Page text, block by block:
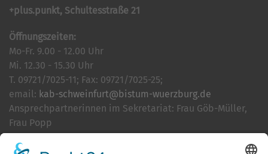
+plus.punkt, Schultesstraße 21
Öffnungszeiten:
Mo-Fr. 9.00 - 12.00 Uhr
Mi. 12.30 - 15.30 Uhr
T. 09721/7025-11; Fax: 09721/7025-25;
email: kab-schweinfurt@bistum-wuerzburg.de
Ansprechpartnerinnen im Sekretariat: Frau Göb-Müller,
Frau Popp